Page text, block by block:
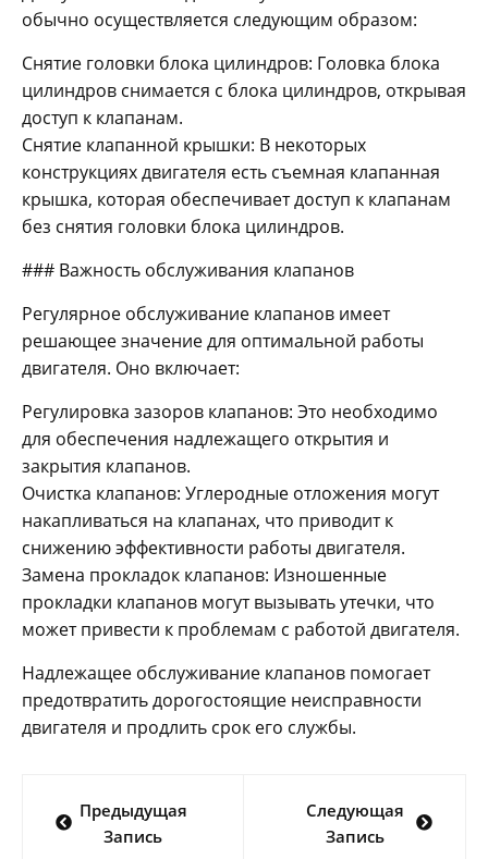
обычно осуществляется следующим образом:
Снятие головки блока цилиндров: Головка блока
цилиндров снимается с блока цилиндров, открывая
доступ к клапанам.
Снятие клапанной крышки: В некоторых
конструкциях двигателя есть съемная клапанная
крышка, которая обеспечивает доступ к клапанам
без снятия головки блока цилиндров.
### Важность обслуживания клапанов
Регулярное обслуживание клапанов имеет
решающее значение для оптимальной работы
двигателя. Оно включает:
Регулировка зазоров клапанов: Это необходимо
для обеспечения надлежащего открытия и
закрытия клапанов.
Очистка клапанов: Углеродные отложения могут
накапливаться на клапанах, что приводит к
снижению эффективности работы двигателя.
Замена прокладок клапанов: Изношенные
прокладки клапанов могут вызывать утечки, что
может привести к проблемам с работой двигателя.
Надлежащее обслуживание клапанов помогает
предотвратить дорогостоящие неисправности
двигателя и продлить срок его службы.
по
Предыдущая
Запись
Следующая
Запись